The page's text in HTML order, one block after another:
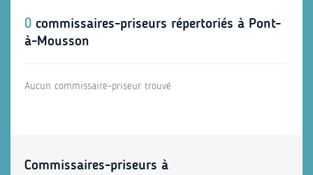
0 commissaires-priseurs répertoriés à Pont-
à-Mousson
Aucun commissaire-priseur trouvé
Commissaires-priseurs à